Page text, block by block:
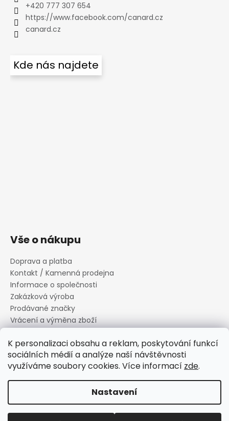
K personalizaci obsahu a reklam, poskytování funkcí
sociálních médií a analýze naší návštěvnosti
využíváme soubory cookies. Více informací zde.
Nastavení
+420 777 307 654
https://www.facebook.com/canard.cz
canard.cz
Kde nás najdete
Vše o nákupu
Doprava a platba
Kontakt / Kamenná prodejna
Informace o společnosti
Zakázková výroba
Prodávané značky
Vrácení a výměna zboží
Informace o souborech cookies
Reklamační řád
Obchodní podmínky
Copyright 2026Canard s.r.o.. Všechna práva vyhrazena.